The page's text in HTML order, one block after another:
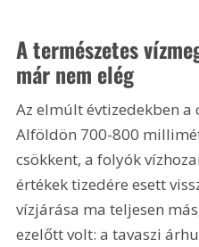
A természetes
már nem elég
Az elmúlt évtizedekben a
Alföldön 700-800
csökkent, a folyók
értékek tizedére esett
vízjárása ma teljesen
ezelőtt volt: a tavaszi